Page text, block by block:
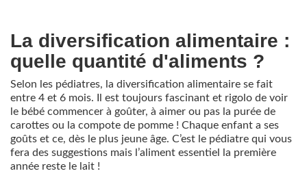
La diversification alimentaire :
quelle quantité d'aliments ?
Selon les pédiatres, la diversification alimentaire se fait
entre 4 et 6 mois. Il est toujours fascinant et rigolo de voir
le bébé commencer à goûter, à aimer ou pas la purée de
carottes ou la compote de pomme ! Chaque enfant a ses
goûts et ce, dès le plus jeune âge. C’est le pédiatre qui vous
fera des suggestions mais l’aliment essentiel la première
année reste le lait !